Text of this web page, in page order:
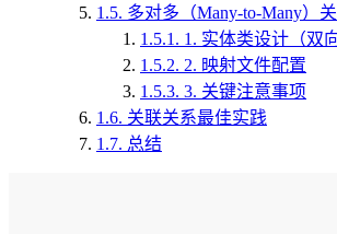
1.5. 多对多（Many-to-Many）
1.5.1. 1. 实体类设计（双
1.5.2. 2. 映射文件配置
1.5.3. 3. 关键注意事项
1.6. 关联关系最佳实践
1.7. 总结